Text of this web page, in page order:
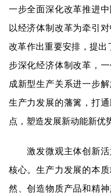
一步全面深化改革推进
以经济体制改革为牵引
改革作出重要安排，提出
步深化经济体制改革，
成新型生产关系进一步
生产力发展的藩篱，打
点，塑造发展新动能新优
激发微观主体创新活
核心。生产力发展的本
然、创造物质产品和精